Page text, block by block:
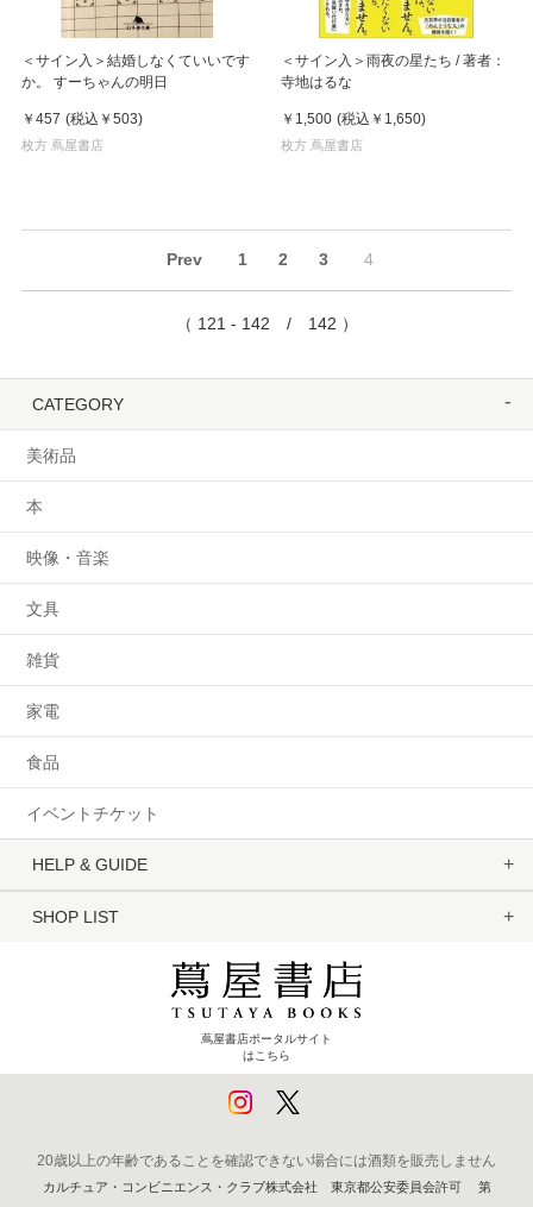
＜サイン入＞結婚しなくていいです
か。 すーちゃんの明日
￥457 (税込 ￥503)
枚方 蔦屋書店
＜サイン入＞雨夜の星たち / 著者：
寺地はるな
￥1,500 (税込 ￥1,650)
枚方 蔦屋書店
Prev 1 2 3 4
（ 121 - 142 / 142 ）
CATEGORY
美術品
本
映像・音楽
文具
雑貨
家電
食品
イベントチケット
HELP & GUIDE
SHOP LIST
蔦屋書店ポータルサイト
はこちら
20歳以上の年齢であることを確認できない場合には酒類を販売しません
カルチュア・コンビニエンス・クラブ株式会社 東京都公安委員会許可 第